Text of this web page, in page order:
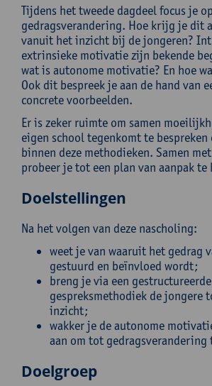
Tijdens het tweede dagdeel focus je
gedragsverandering. Hoe krijg je dit
vanuit het inzicht bij de jongeren?
extrinsieke motivatie zijn bekende
wat is autonome motivatie? En hoe
Ook dit bespreek je aan de hand van
concrete voorbeelden.
Er is zeker ruimte om samen
eigen school tegenkomt te bespreken
binnen deze methodieken. Samen
probeer je tot een plan van aanpak te
Doelstellingen
Na het volgen van deze nascholing:
weet je van waaruit het gedrag
gestuurd en beïnvloed wordt;
breng je via een gestructureerde
gespreksmethodiek de jongere
inzicht;
wakker je de autonome
aan om tot gedragsverandering
Doelgroep